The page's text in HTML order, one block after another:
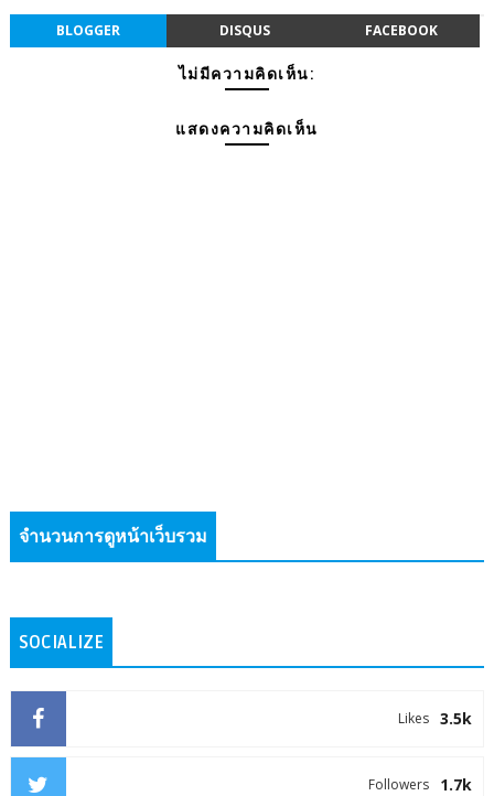
BLOGGER DISQUS FACEBOOK
ไม่มีความคิดเห็น:
แสดงความคิดเห็น
จำนวนการดูหน้าเว็บรวม
SOCIALIZE
3.5k
Likes
1.7k
Followers